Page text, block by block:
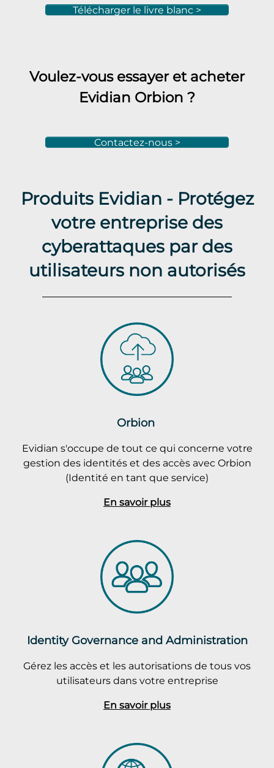
Télécharger le livre blanc >
Voulez-vous essayer et acheter
Evidian Orbion ?
Contactez-nous >
Produits Evidian - Protégez
votre entreprise des
cyberattaques par des
utilisateurs non autorisés
Orbion
Evidian s'occupe de tout ce qui concerne votre
gestion des identités et des accès avec Orbion
(Identité en tant que service)
En savoir plus
Identity Governance and Administration
Gérez les accès et les autorisations de tous vos
utilisateurs dans votre entreprise
En savoir plus